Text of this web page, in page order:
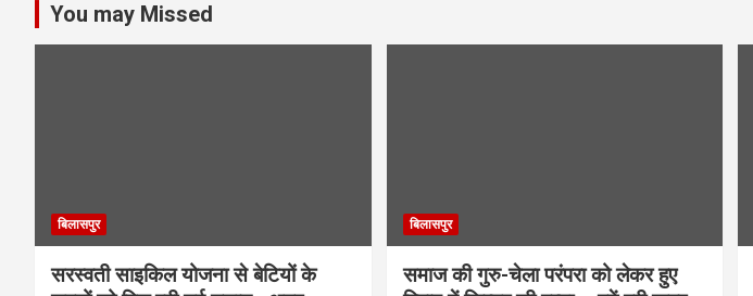
You may Missed
बिलासपुर
सरस्वती साइकिल योजना से बेटियों के
बिलासपुर
समाज की गुरु-चेला परंपरा को लेकर हुए